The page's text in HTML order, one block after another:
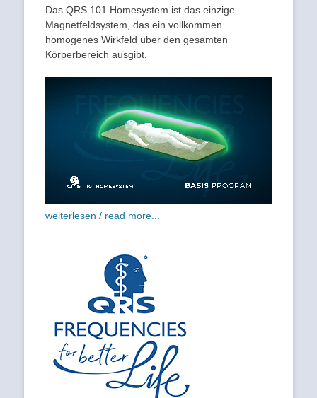
Das QRS 101 Homesystem ist das einzige
Magnetfeldsystem, das ein vollkommen
homogenes Wirkfeld über den gesamten
Körperbereich ausgibt.
weiterlesen / read more...